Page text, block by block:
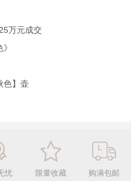
万元成交
色】壶
忧 限量收藏 购满包邮